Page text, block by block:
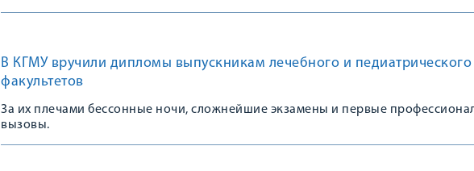
В КГМУ вручили дипломы выпускникам лечебного и педиатрического
факультетов
За их плечами бессонные ночи, сложнейшие экзамены и первые
вызовы.